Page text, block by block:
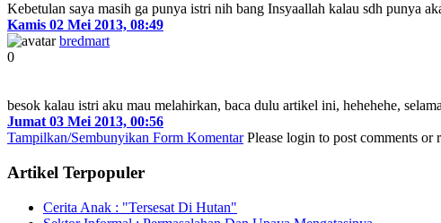
Kebetulan saya masih ga punya istri nih bang Insyaallah kalau sdh punya
Kamis 02 Mei 2013, 08:49
bredmart
0
besok kalau istri aku mau melahirkan, baca dulu artikel ini, hehehehe,
Jumat 03 Mei 2013, 00:56
Tampilkan/Sembunyikan Form KomentarPlease login to post comments or
Artikel Terpopuler
Cerita Anak : "Tersesat Di Hutan"